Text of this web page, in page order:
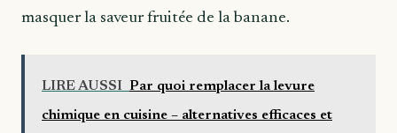
masquer la saveur fruitée de la banane.
LIRE AUSSI Par quoi remplacer la levure
chimique en cuisine – alternatives efficaces et